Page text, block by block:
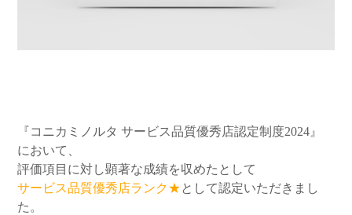
『コニカミノルタ サービス品質優秀店認定制度2024』
において、
評価項目に対し顕著な成績を収めたとして
サービス品質優秀店ランク★ として認定いただきまし
た。